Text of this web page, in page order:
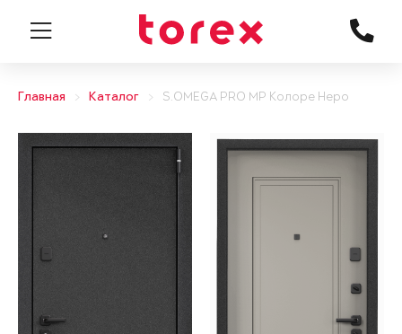
Главная Каталог S.OMEGA PRO MP Колоре Неро